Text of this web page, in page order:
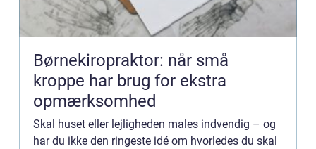
Børnekiropraktor: når små
kroppe har brug for ekstra
opmærksomhed
Skal huset eller lejligheden males indvendig – og
har du ikke den ringeste idé om hvorledes du skal